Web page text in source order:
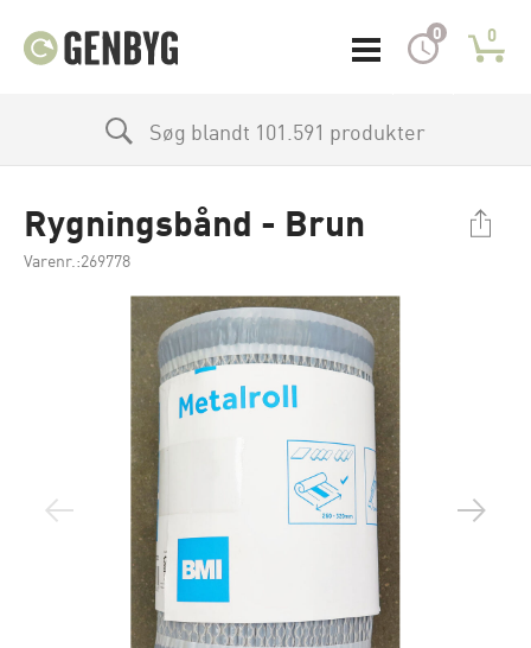
0 0
Søg blandt 101.591 produkter
Rygningsbånd - Brun
Varenr.:269778